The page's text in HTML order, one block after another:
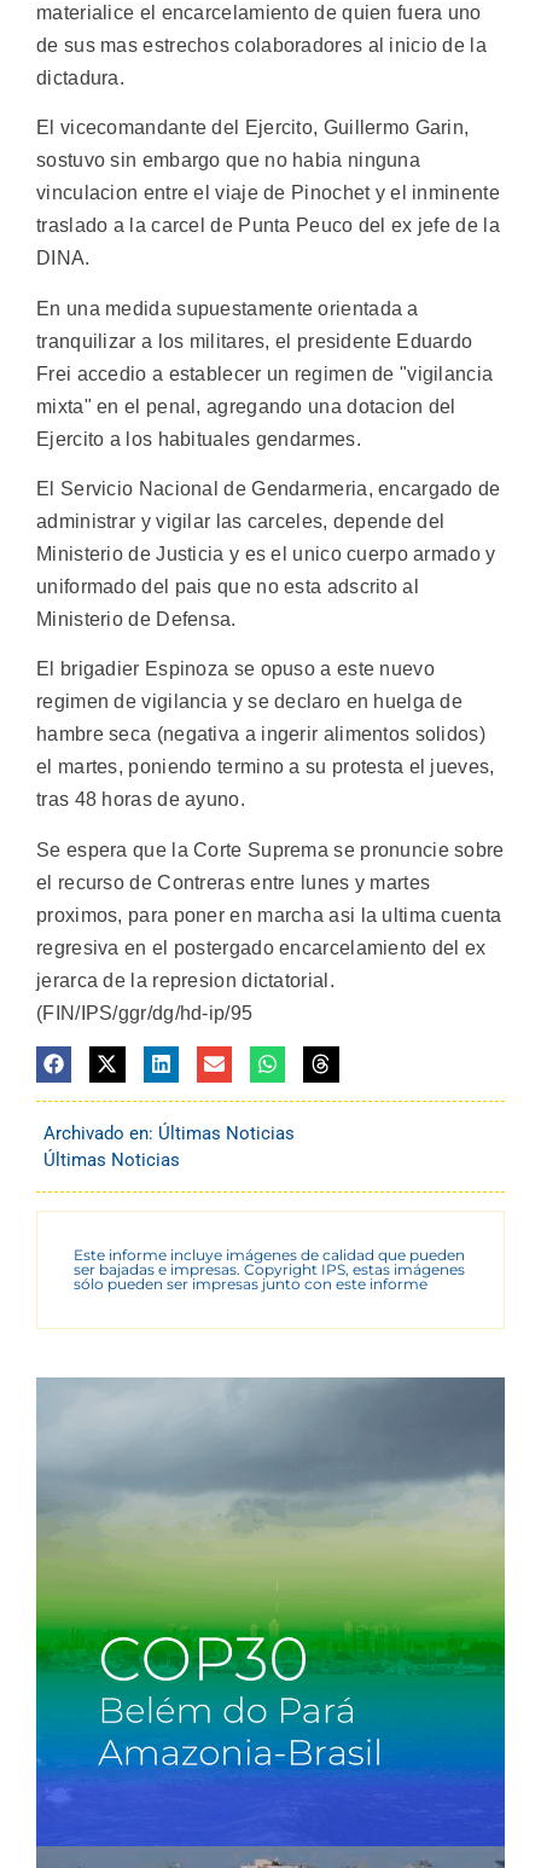
materialice el encarcelamiento de quien fuera uno
de sus mas estrechos colaboradores al inicio de la
dictadura.
El vicecomandante del Ejercito, Guillermo Garin,
sostuvo sin embargo que no habia ninguna
vinculacion entre el viaje de Pinochet y el inminente
traslado a la carcel de Punta Peuco del ex jefe de la
DINA.
En una medida supuestamente orientada a
tranquilizar a los militares, el presidente Eduardo
Frei accedio a establecer un regimen de "vigilancia
mixta" en el penal, agregando una dotacion del
Ejercito a los habituales gendarmes.
El Servicio Nacional de Gendarmeria, encargado de
administrar y vigilar las carceles, depende del
Ministerio de Justicia y es el unico cuerpo armado y
uniformado del pais que no esta adscrito al
Ministerio de Defensa.
El brigadier Espinoza se opuso a este nuevo
regimen de vigilancia y se declaro en huelga de
hambre seca (negativa a ingerir alimentos solidos)
el martes, poniendo termino a su protesta el jueves,
tras 48 horas de ayuno.
Se espera que la Corte Suprema se pronuncie sobre
el recurso de Contreras entre lunes y martes
proximos, para poner en marcha asi la ultima cuenta
regresiva en el postergado encarcelamiento del ex
jerarca de la represion dictatorial.
(FIN/IPS/ggr/dg/hd-ip/95
Archivado en: Últimas Noticias
Últimas Noticias
Este informe incluye imágenes de calidad que pueden
ser bajadas e impresas. Copyright IPS, estas imágenes
sólo pueden ser impresas junto con este informe